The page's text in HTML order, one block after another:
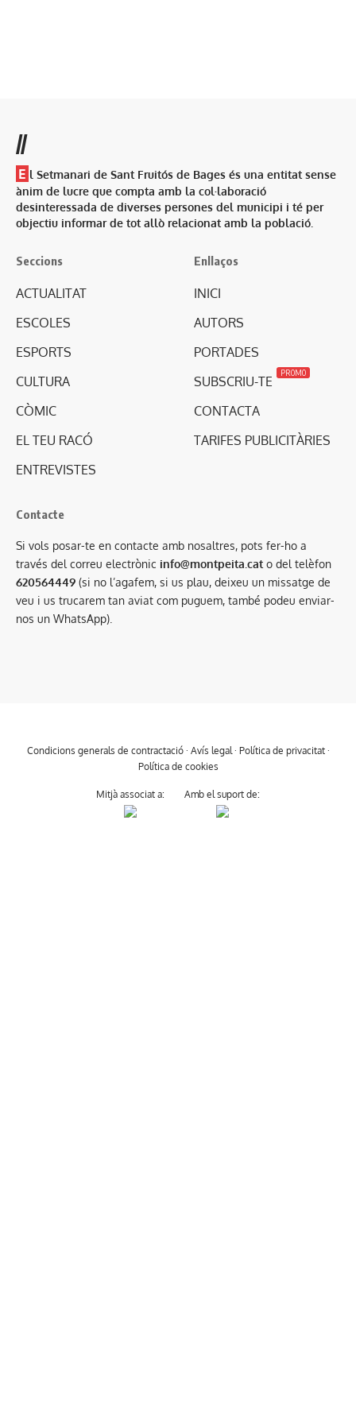
//
E l Setmanari de Sant Fruitós de Bages és una entitat sense
ànim de lucre que compta amb la col·laboració
desinteressada de diverses persones del municipi i té per
objectiu informar de tot allò relacionat amb la població.
Seccions
ACTUALITAT
ESCOLES
ESPORTS
CULTURA
CÒMIC
EL TEU RACÓ
ENTREVISTES
Enllaços
INICI
AUTORS
PORTADES
SUBSCRIU-TE
PROMO
CONTACTA
TARIFES PUBLICITÀRIES
Contacte
Si vols posar-te en contacte amb nosaltres, pots fer-ho a
través del correu electrònic info@montpeita.cat o del telèfon
620564449 (si no l’agafem, si us plau, deixeu un missatge de
veu i us trucarem tan aviat com puguem, també podeu enviar-
nos un WhatsApp).
Condicions generals de contractació· Avís legal· Política de privacitat·
Política de cookies
Mitjà associat a: Amb el suport de: